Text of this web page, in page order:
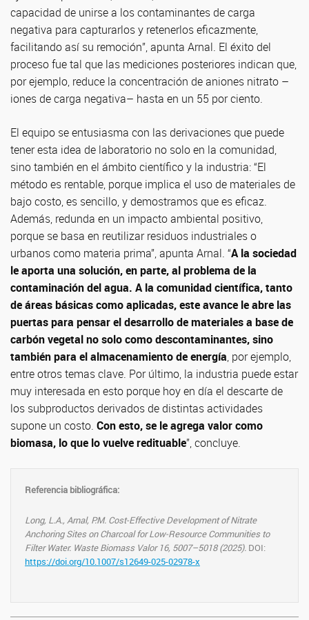
capacidad de unirse a los contaminantes de carga
negativa para capturarlos y retenerlos eficazmente,
facilitando así su remoción”, apunta Arnal. El éxito del
proceso fue tal que las mediciones posteriores indican que,
por ejemplo, reduce la concentración de aniones nitrato –
iones de carga negativa– hasta en un 55 por ciento.
El equipo se entusiasma con las derivaciones que puede
tener esta idea de laboratorio no solo en la comunidad,
sino también en el ámbito científico y la industria: “El
método es rentable, porque implica el uso de materiales de
bajo costo, es sencillo, y demostramos que es eficaz.
Además, redunda en un impacto ambiental positivo,
porque se basa en reutilizar residuos industriales o
urbanos como materia prima”, apunta Arnal. “A la sociedad
le aporta una solución, en parte, al problema de la
contaminación del agua. A la comunidad científica, tanto
de áreas básicas como aplicadas, este avance le abre las
puertas para pensar el desarrollo de materiales a base de
carbón vegetal no solo como descontaminantes, sino
también para el almacenamiento de energía, por ejemplo,
entre otros temas clave. Por último, la industria puede estar
muy interesada en esto porque hoy en día el descarte de
los subproductos derivados de distintas actividades
supone un costo. Con esto, se le agrega valor como
biomasa, lo que lo vuelve redituable”, concluye.
Referencia bibliográfica:
Long, L.A., Arnal, P.M. Cost-Effective Development of Nitrate
Anchoring Sites on Charcoal for Low-Resource Communities to
Filter Water. Waste Biomass Valor 16, 5007–5018 (2025). DOI:
https://doi.org/10.1007/s12649-025-02978-x